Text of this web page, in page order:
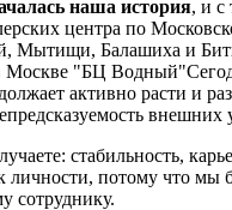
наша история, и с
центра по
Мытищи, Балашиха и
Москве "БЦ
активно расти и
внешних
стабильность,
личности, потому что мы
сотруднику.